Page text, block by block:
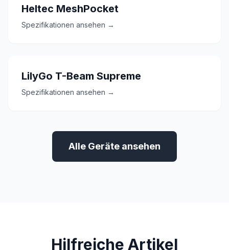
Heltec MeshPocket
Spezifikationen ansehen →
LilyGo T-Beam Supreme
Spezifikationen ansehen →
Alle Geräte ansehen
Hilfreiche Artikel